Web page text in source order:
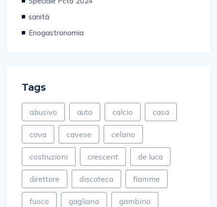
sanità
Enogastronomia
Tags
abusivo auto calcio casa
cava cavese celano
costruzioni crescent de luca
direttore discoteca fiamme
fuoco gagliano gambino